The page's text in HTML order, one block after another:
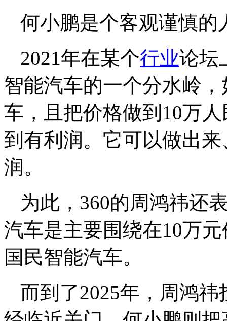
何小鹏是个客观谨慎的
2021年在某个行业论坛
智能汽车的一个分水岭
车，且把价格做到10万
到有利润。它可以做出
润。
为此，360的周鸿祎还
汽车是主要围绕在10万
国民智能汽车。
而到了2025年，周鸿